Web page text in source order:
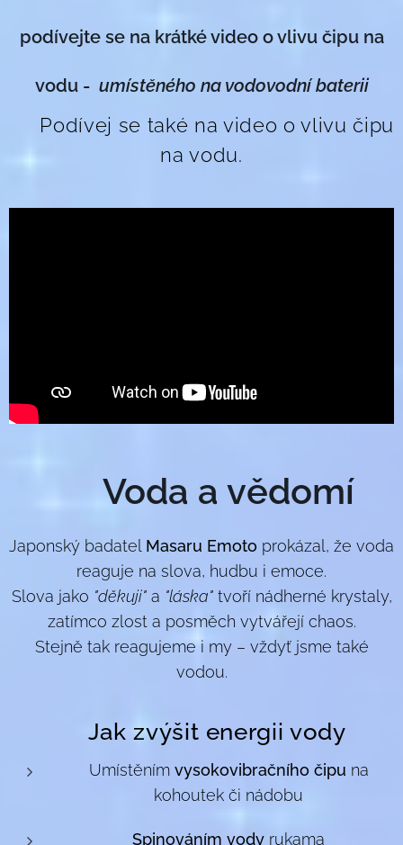
podívejte se na krátké video o vlivu čipu na
vodu - umístěného na vodovodní baterii
📹 Podívej se také na video o vlivu čipu
na vodu.
Voda a vědomí
Japonský badatel Masaru Emoto prokázal, že voda
reaguje na slova, hudbu i emoce.
Slova jako "děkuji"a "láska"tvoří nádherné krystaly,
zatímco zlost a posměch vytvářejí chaos.
Stejně tak reagujeme i my – vždyť jsme také
vodou.
Jak zvýšit energii vody
Umístěním vysokovibračního čipu na
kohoutek či nádobu
Spinováním vody rukama